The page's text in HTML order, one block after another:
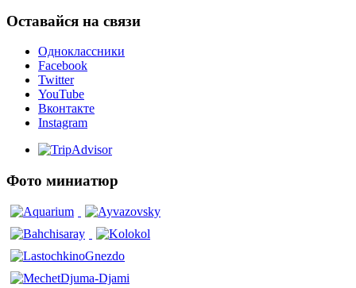
Оставайся на связи
Одноклассники
Facebook
Twitter
YouTube
Вконтакте
Instagram
Фото миниатюр